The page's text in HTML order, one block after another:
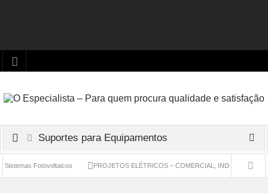
Suportes para Equipamentos
Fotovoltaicos PROJETOS ELÉTRICOS – COMERCIAL, INDUSTRIAL E